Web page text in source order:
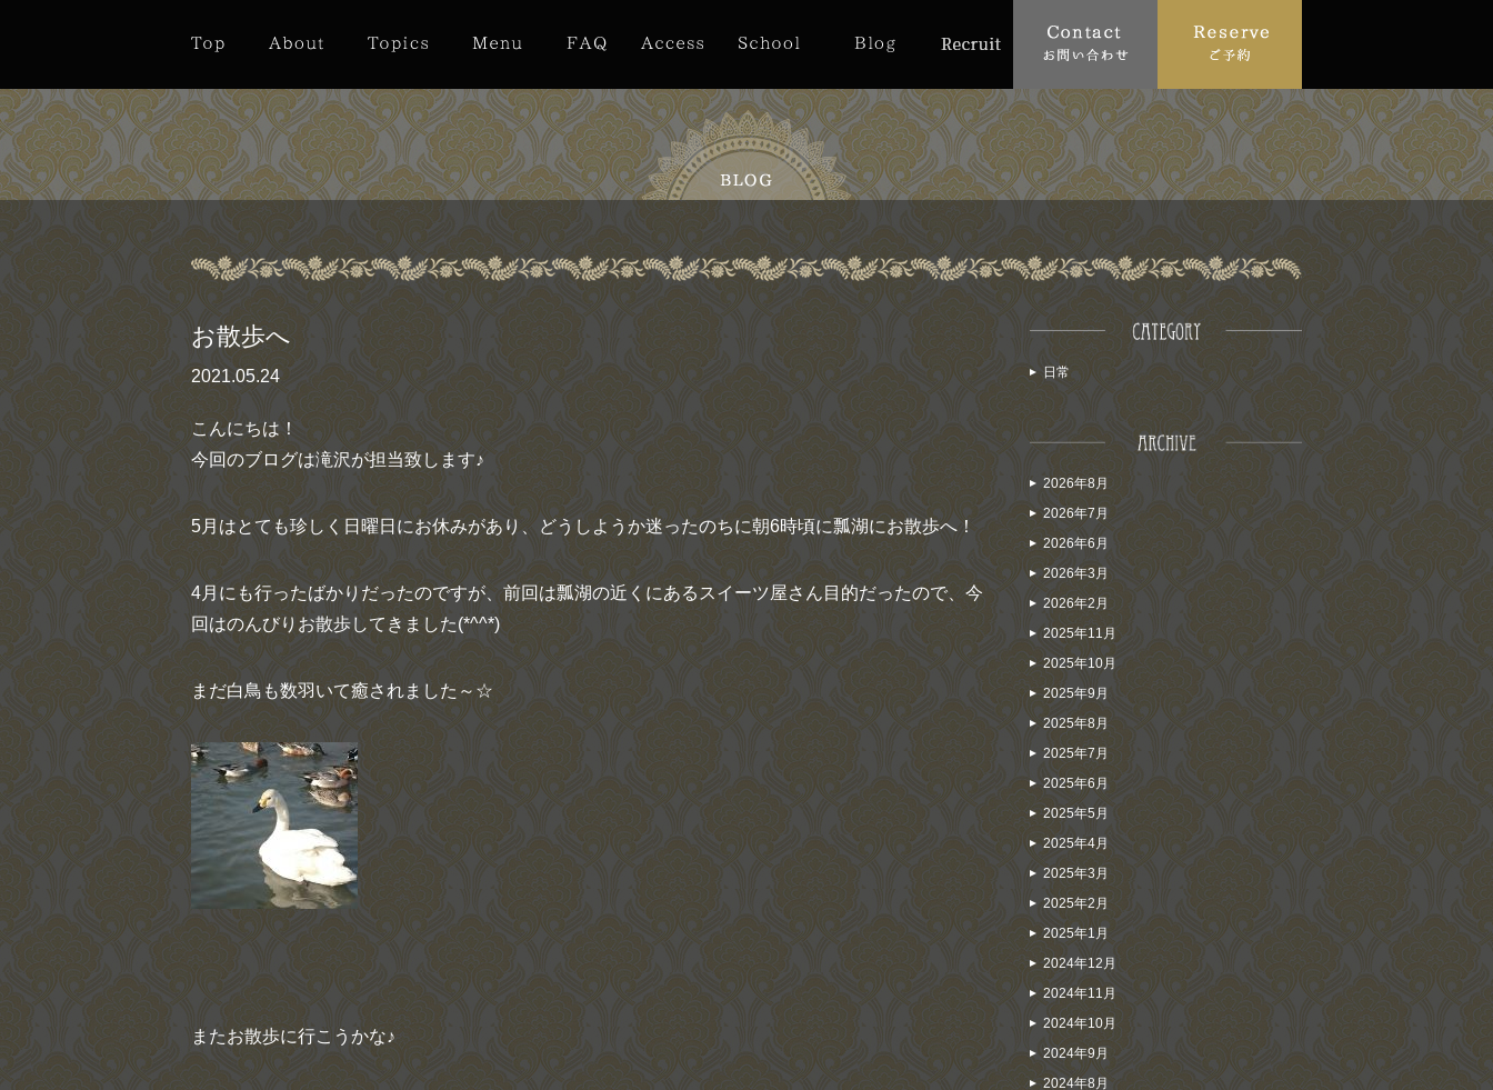
お散歩へ
2021.05.24
こんにちは！
今回のブログは滝沢が担当致します♪
5月はとても珍しく日曜日にお休みがあり、どうしようか迷ったのちに朝6時頃に瓢湖にお散歩へ！
4月にも行ったばかりだったのですが、前回は瓢湖の近くにあるスイーツ屋さん目的だったので、今
回はのんびりお散歩してきました(*^^*)
まだ白鳥も数羽いて癒されました～☆
またお散歩に行こうかな♪
日常
2026年8月
2026年7月
2026年6月
2026年3月
2026年2月
2025年11月
2025年10月
2025年9月
2025年8月
2025年7月
2025年6月
2025年5月
2025年4月
2025年3月
2025年2月
2025年1月
2024年12月
2024年11月
2024年10月
2024年9月
2024年8月